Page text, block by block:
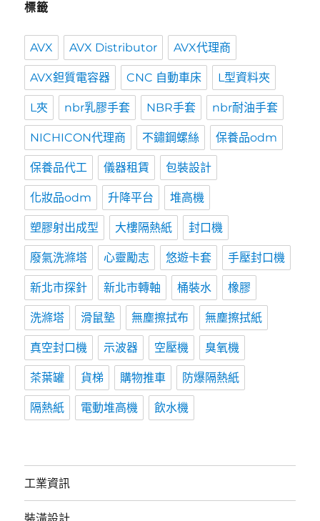
標籤
AVX AVX Distributor AVX代理商
AVX鉭質電容器 CNC 自動車床 L型資料夾
L夾 nbr乳膠手套 NBR手套 nbr耐油手套
NICHICON代理商 不鏽鋼螺絲 保養品odm
保養品代工 儀器租賃 包裝設計
化妝品odm 升降平台 堆高機
塑膠射出成型 大樓隔熱紙 封口機
廢氣洗滌塔 心靈勵志 悠遊卡套 手壓封口機
新北市探針 新北市轉軸 桶裝水 橡膠
洗滌塔 滑鼠墊 無塵擦拭布 無塵擦拭紙
真空封口機 示波器 空壓機 臭氧機
茶葉罐 貨梯 購物推車 防爆隔熱紙
隔熱紙 電動堆高機 飲水機
工業資訊
裝潢設計